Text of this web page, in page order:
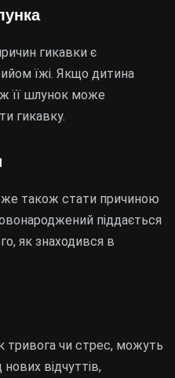
гикавки є
їжі. Якщо дитина
її шлунок може
гикавку.
також стати причиною
піддається
як знаходився в
тривога чи стрес, можуть
відчуттів,